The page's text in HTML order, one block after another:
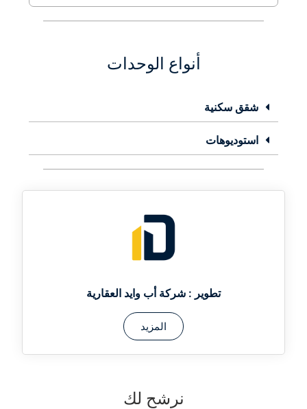
أنواع الوحدات
شقق سكنية
استوديوهات
تطوير : شركة أب وايد العقارية
المزيد
نرشح لك